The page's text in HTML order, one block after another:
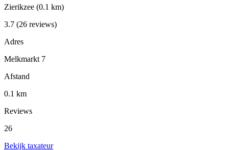
Zierikzee (0.1 km)
3.7 (26 reviews)
Adres
Melkmarkt 7
Afstand
0.1 km
Reviews
26
Bekijk taxateur